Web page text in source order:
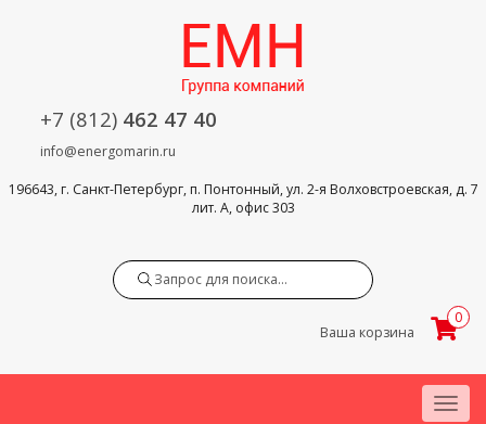
+7 (812) 462 47 40
info@energomarin.ru
196643, г. Санкт-Петербург, п. Понтонный, ул. 2-я Волховстроевская, д. 7
лит. А, офис 303
Ваша корзина
0
Menu